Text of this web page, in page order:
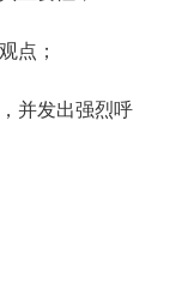
点；
并发出强烈呼